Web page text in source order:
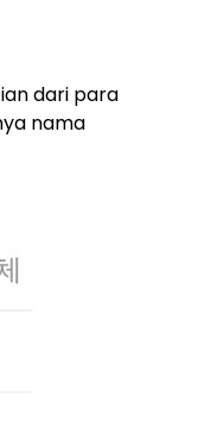
dari para
nama